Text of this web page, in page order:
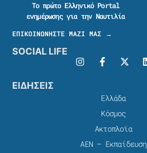
Το πρώτο Ελληνικό Portal
ενημέρωσης για την Ναυτιλία
ΕΠΙΚΟΙΝΩΝΗΣΤΕ ΜΑΖΙ ΜΑΣ →
SOCIAL LIFE
ΕΙΔΗΣΕΙΣ
Ελλάδα
Κόσμος
Ακτοπλοϊα
ΑΕΝ – Εκπαίδευση